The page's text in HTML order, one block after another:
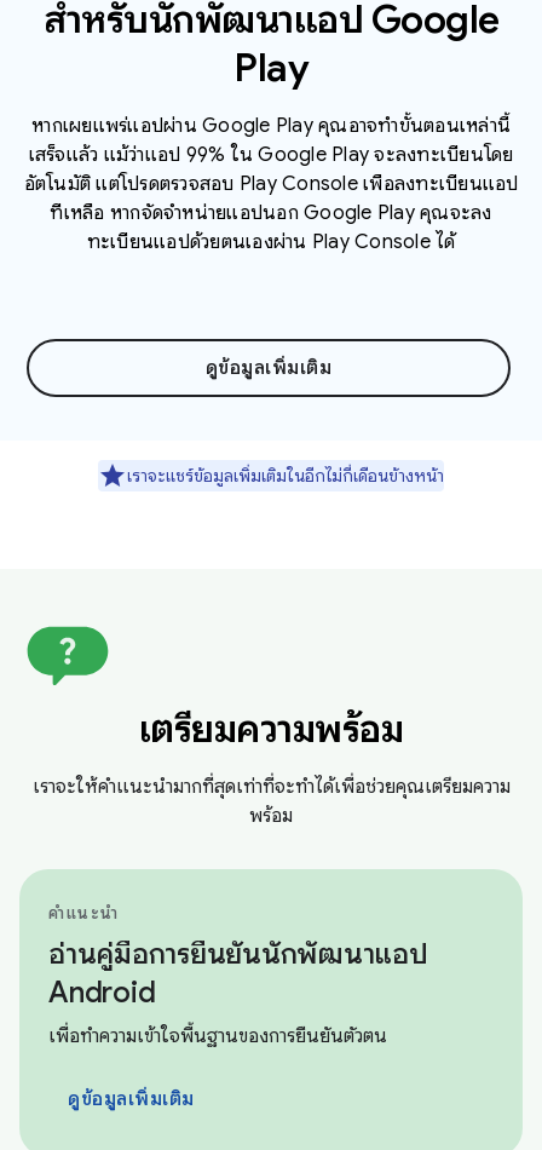
สำหรับนักพัฒนาแอป Google
Play
หากเผยแพร่แอปผ่าน Google Play คุณอาจทำขั้นตอนเหล่านี้
เสร็จแล้ว แม้ว่าแอป 99% ใน Google Play จะลงทะเบียนโดย
อัตโนมัติ แต่โปรดตรวจสอบ Play Console เพื่อลงทะเบียนแอป
ที่เหลือ หากจัดจำหน่ายแอปนอก Google Play คุณจะลง
ทะเบียนแอปด้วยตนเองผ่าน Play Console ได้
ดูข้อมูลเพิ่มเติม
เราจะแชร์ข้อมูลเพิ่มเติมในอีกไม่กี่เดือนข้างหน้า
เตรียมความพร้อม
เราจะให้คำแนะนำมากที่สุดเท่าที่จะทำได้เพื่อช่วยคุณเตรียมความ
พร้อม
คำแนะนำ
อ่านคู่มือการยืนยันนักพัฒนาแอป
Android
เพื่อทำความเข้าใจพื้นฐานของการยืนยันตัวตน
ดูข้อมูลเพิ่มเติม